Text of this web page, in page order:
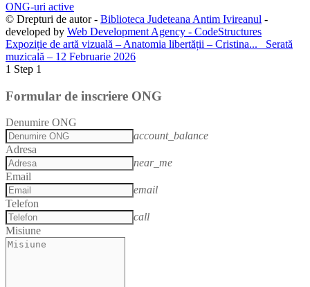
ONG-uri active
© Drepturi de autor - Biblioteca Judeteana Antim Ivireanul -
developed by Web Development Agency - CodeStructures
Expoziție de artă vizuală – Anatomia libertății – Cristina...
Serată
muzicală – 12 Februarie 2026
1 Step 1
Formular de inscriere ONG
Denumire ONG
account_balance
Adresa
near_me
Email
email
Telefon
call
Misiune